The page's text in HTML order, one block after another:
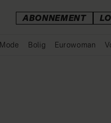
ABONNEMENT
Mode Bolig Eurowoman